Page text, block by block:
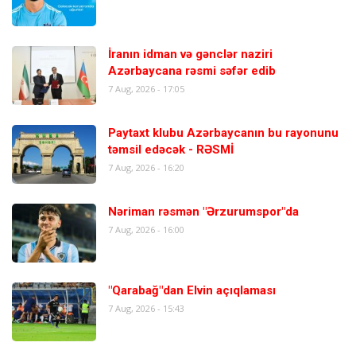
İranın idman və gənclər naziri
Azərbaycana rəsmi səfər edib
7 Aug, 2026 - 17:05
Paytaxt klubu Azərbaycanın bu rayonunu
təmsil edəcək - RƏSMİ
7 Aug, 2026 - 16:20
Nəriman rəsmən "Ərzurumspor"da
7 Aug, 2026 - 16:00
"Qarabağ"dan Elvin açıqlaması
7 Aug, 2026 - 15:43